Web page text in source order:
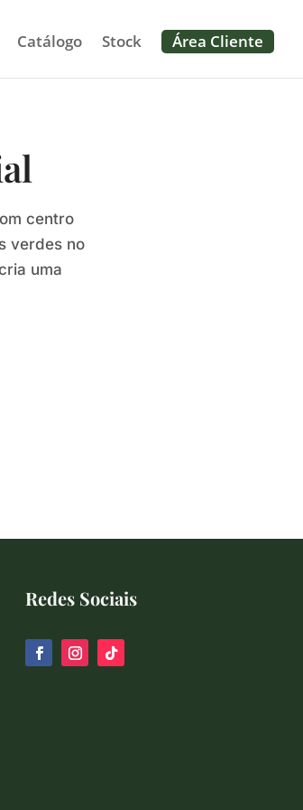
Catálogo Stock Área Cliente
centro
verdes no
uma
Redes Sociais